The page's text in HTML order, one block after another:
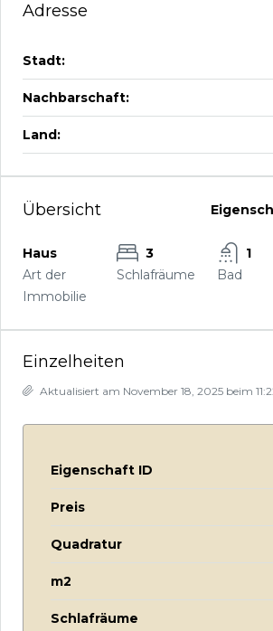
Adresse
Stadt:
Nachbarschaft:
Land:
Übersicht
Haus
Art der
Immobilie
3
Schlafräume
1
Bad
Einzelheiten
Aktualisiert am November 18, 2025 beim
Eigenschaft ID
Preis
Quadratur
m2
Schlafräume